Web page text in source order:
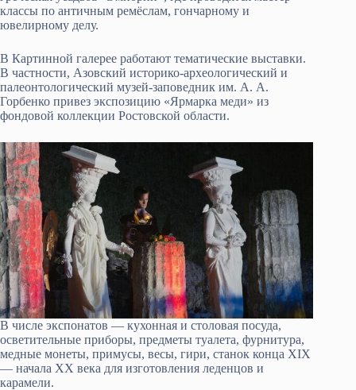
классы по античным ремёслам, гончарному и
ювелирному делу.
В Картинной галерее работают тематические выставки.
В частности, Азовский историко-археологический и
палеонтологический музей-заповедник им. А. А.
Горбенко привез экспозицию «Ярмарка меди» из
фондовой коллекции Ростовской области.
В числе экспонатов — кухонная и столовая посуда,
осветительные приборы, предметы туалета, фурнитура,
медные монеты, примусы, весы, гири, станок конца XIX
— начала ХХ века для изготовления леденцов и
карамели.